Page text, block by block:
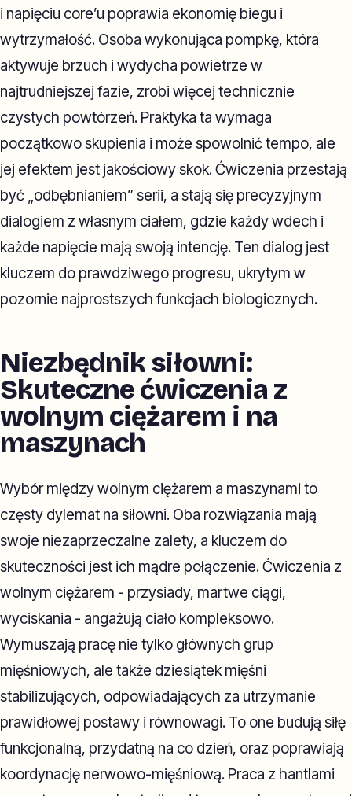
i napięciu core’u poprawia ekonomię biegu i
wytrzymałość. Osoba wykonująca pompkę, która
aktywuje brzuch i wydycha powietrze w
najtrudniejszej fazie, zrobi więcej technicznie
czystych powtórzeń. Praktyka ta wymaga
początkowo skupienia i może spowolnić tempo, ale
jej efektem jest jakościowy skok. Ćwiczenia przestają
być „odbębnianiem” serii, a stają się precyzyjnym
dialogiem z własnym ciałem, gdzie każdy wdech i
każde napięcie mają swoją intencję. Ten dialog jest
kluczem do prawdziwego progresu, ukrytym w
pozornie najprostszych funkcjach biologicznych.
Niezbędnik siłowni:
Skuteczne ćwiczenia z
wolnym ciężarem i na
maszynach
Wybór między wolnym ciężarem a maszynami to
częsty dylemat na siłowni. Oba rozwiązania mają
swoje niezaprzeczalne zalety, a kluczem do
skuteczności jest ich mądre połączenie. Ćwiczenia z
wolnym ciężarem - przysiady, martwe ciągi,
wyciskania - angażują ciało kompleksowo.
Wymuszają pracę nie tylko głównych grup
mięśniowych, ale także dziesiątek mięśni
stabilizujących, odpowiadających za utrzymanie
prawidłowej postawy i równowagi. To one budują siłę
funkcjonalną, przydatną na co dzień, oraz poprawiają
koordynację nerwowo-mięśniową. Praca z hantlami